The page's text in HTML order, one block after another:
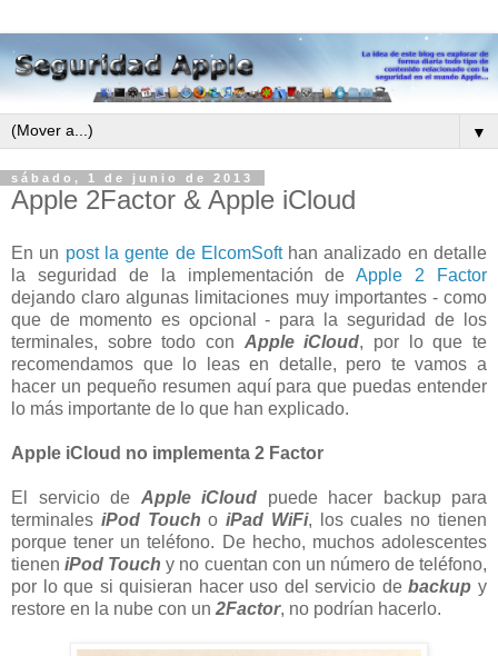
▼
sábado, 1 de junio de 2013
Apple 2Factor & Apple iCloud
En un post la gente de ElcomSofthan analizado en detalle
la seguridad de la implementación deApple 2 Factor
dejando claro algunas limitaciones muy importantes - como
que de momento es opcional - para la seguridad de los
terminales, sobre todo con Apple iCloud, por lo que te
recomendamos que lo leas en detalle, pero te vamos a
hacer un pequeño resumen aquí para que puedas entender
lo más importante de lo que han explicado.
Apple iCloud no implementa 2 Factor
El servicio de Apple iCloud puede hacer backup para
terminales iPod Touch oiPad WiFi, los cuales no tienen
porque tener un teléfono. De hecho, muchos adolescentes
tieneniPod Touch y no cuentan con un número de teléfono,
por lo que si quisieran hacer uso del servicio debackup y
restore en la nube con un 2Factor, no podrían hacerlo.